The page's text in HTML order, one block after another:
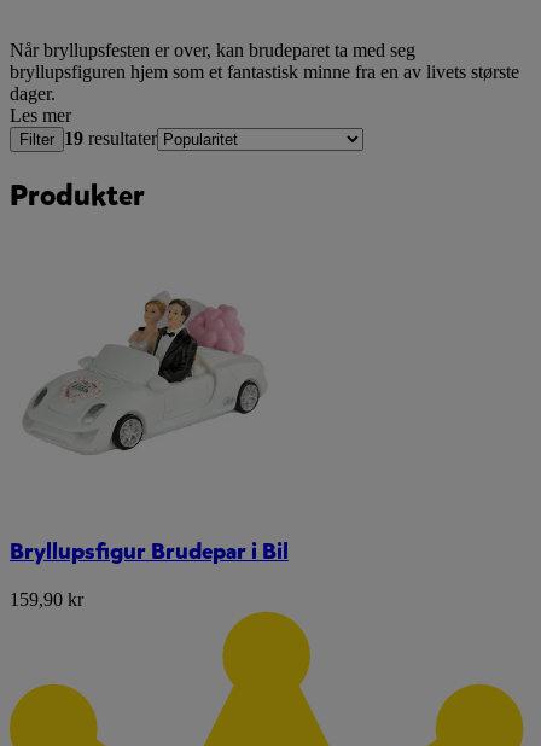
Når bryllupsfesten er over, kan brudeparet ta med seg
bryllupsfiguren hjem som et fantastisk minne fra en av livets største
dager.
Les mer
Filter 19 resultater
Produkter
Bryllupsfigur Brudepar i Bil
159,90 kr